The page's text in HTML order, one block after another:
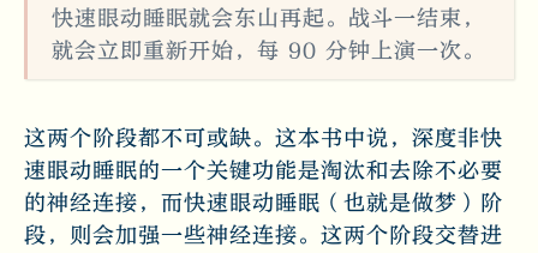
快速眼动睡眠就会东山再起。战斗一结束，
就会立即重新开始，每 90 分钟上演一次。
这两个阶段都不可或缺。这本书中说，深度非快
速眼动睡眠的一个关键功能是淘汰和去除不必要
的神经连接，而快速眼动睡眠（也就是做梦）阶
段，则会加强一些神经连接。这两个阶段交替进